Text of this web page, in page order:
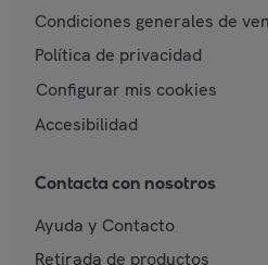
Condiciones generales de
Política de privacidad
Configurar mis cookies
Accesibilidad
Contacta con nosotros
Ayuda y Contacto
Retirada de productos